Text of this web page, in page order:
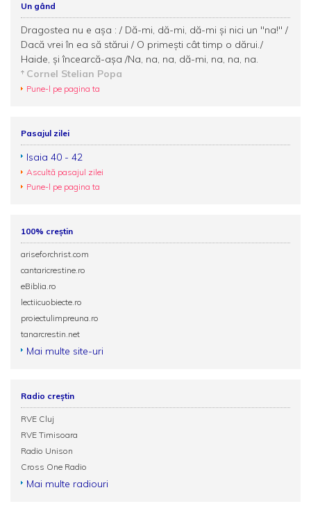
Un gând
Dragostea nu e aşa : / Dă-mi, dă-mi, dă-mi şi nici un "na!" /
Dacă vrei în ea să stărui / O primeşti cât timp o dărui./
Haide, şi încearcă-aşa /Na, na, na, dă-mi, na, na, na.
Cornel Stelian Popa
Pune-l pe pagina ta
Pasajul zilei
Isaia 40 - 42
Ascultă pasajul zilei
Pune-l pe pagina ta
100% creștin
ariseforchrist.com
cantaricrestine.ro
eBiblia.ro
lectiicuobiecte.ro
proiectulimpreuna.ro
tanarcrestin.net
Mai multe site-uri
Radio creștin
RVE Cluj
RVE Timisoara
Radio Unison
Cross One Radio
Mai multe radiouri